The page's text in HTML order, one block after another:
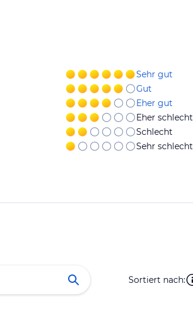
Sehr gut
Gut
Eher gut
Eher schlecht
Schlecht
Sehr schlecht
Sortiert nach: